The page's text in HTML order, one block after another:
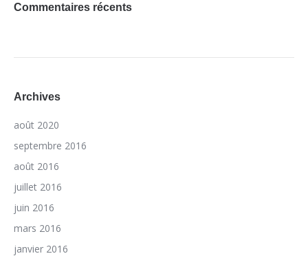
Commentaires récents
Archives
août 2020
septembre 2016
août 2016
juillet 2016
juin 2016
mars 2016
janvier 2016